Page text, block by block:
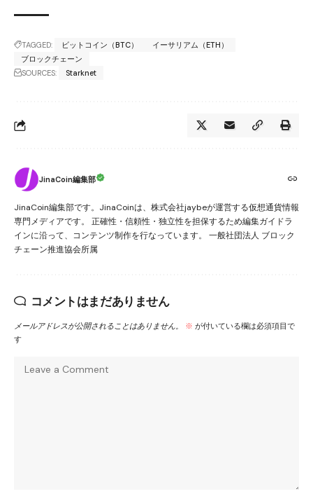
TAGGED: ビットコイン（BTC）
イーサリアム（ETH）
ブロックチェーン
SOURCES:
Starknet
JinaCoin編集部
JinaCoin編集部です。JinaCoinは、株式会社jaybeが運営する仮想通貨情報
専門メディアです。 正確性・信頼性・独立性を担保するため編集ガイドラ
インに沿って、コンテンツ制作を行なっています。 一般社団法人 ブロック
チェーン推進協会所属
コメントはまだありません
メールアドレスが公開されることはありません。 ※ が付いている欄は必須項目で
す